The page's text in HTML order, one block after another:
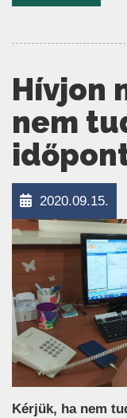
Hívjon
nem
2020.09.15.
Kérjük, ha nem